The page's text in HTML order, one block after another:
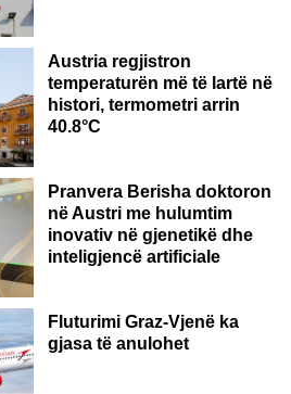
Austria regjistron
temperaturën më të lartë në
histori, termometri arrin
40.8°C
Pranvera Berisha doktoron
në Austri me hulumtim
inovativ në gjenetikë dhe
inteligjencë artificiale
Fluturimi Graz-Vjenë ka
gjasa të anulohet